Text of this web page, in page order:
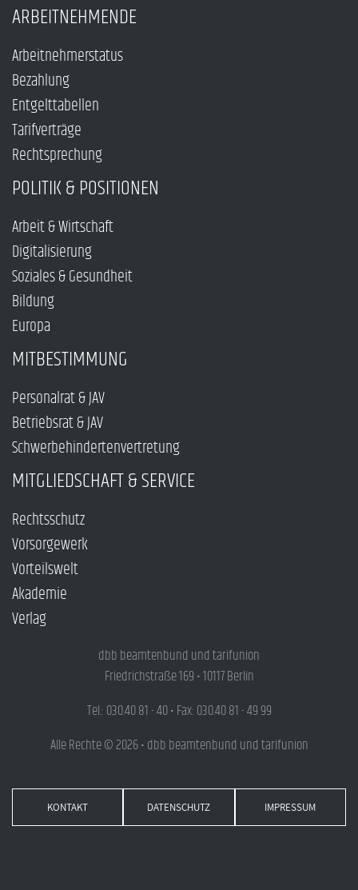
ARBEITNEHMENDE
Arbeitnehmerstatus
Bezahlung
Entgelttabellen
Tarifverträge
Rechtsprechung
POLITIK & POSITIONEN
Arbeit & Wirtschaft
Digitalisierung
Soziales & Gesundheit
Bildung
Europa
MITBESTIMMUNG
Personalrat & JAV
Betriebsrat & JAV
Schwerbehindertenvertretung
MITGLIEDSCHAFT & SERVICE
Rechtsschutz
Vorsorgewerk
Vorteilswelt
Akademie
Verlag
dbb beamtenbund und tarifunion
Friedrichstraße 169 • 10117 Berlin
Tel.: 030.40 81 - 40 • Fax: 030.40 81 - 49 99
Alle Rechte © 2026 • dbb beamtenbund und tarifunion
KONTAKT DATENSCHUTZ IMPRESSUM